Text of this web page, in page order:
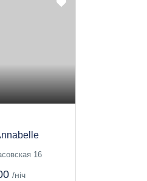
16
/ніч